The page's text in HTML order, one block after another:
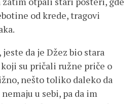
od krede, tragovi
da je Džez bio stara
koji su pričali ružne priče o
nešto toliko daleko da
u sebi, pa da im